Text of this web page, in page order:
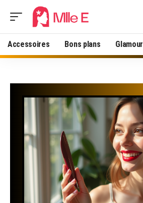
Accessoires Bons plans Glamour